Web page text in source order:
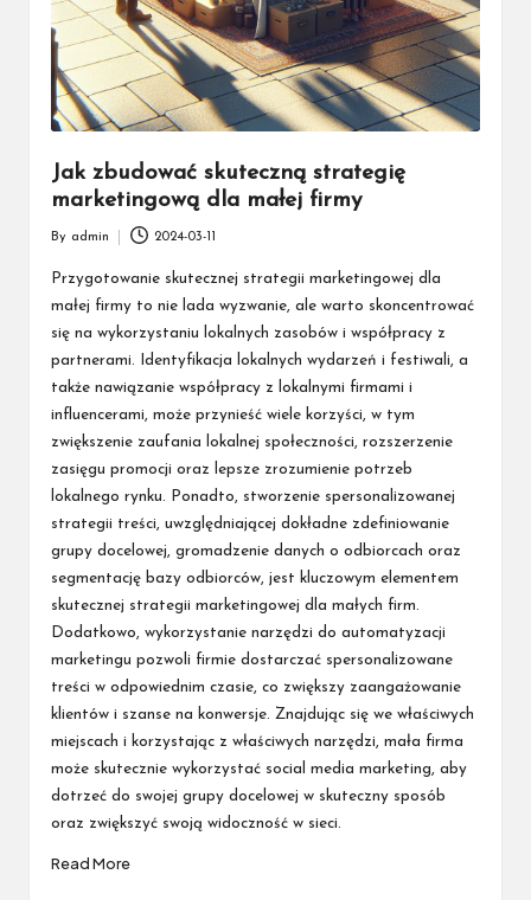
Jak zbudować skuteczną strategię
marketingową dla małej firmy
by
By admin 2024-03-11
Przygotowanie skutecznej strategii marketingowej dla
małej firmy to nie lada wyzwanie, ale warto skoncentrować
się na wykorzystaniu lokalnych zasobów i współpracy z
partnerami. Identyfikacja lokalnych wydarzeń i festiwali, a
także nawiązanie współpracy z lokalnymi firmami i
influencerami, może przynieść wiele korzyści, w tym
zwiększenie zaufania lokalnej społeczności, rozszerzenie
zasięgu promocji oraz lepsze zrozumienie potrzeb
lokalnego rynku. Ponadto, stworzenie spersonalizowanej
strategii treści, uwzględniającej dokładne zdefiniowanie
grupy docelowej, gromadzenie danych o odbiorcach oraz
segmentację bazy odbiorców, jest kluczowym elementem
skutecznej strategii marketingowej dla małych firm.
Dodatkowo, wykorzystanie narzędzi do automatyzacji
marketingu pozwoli firmie dostarczać spersonalizowane
treści w odpowiednim czasie, co zwiększy zaangażowanie
klientów i szanse na konwersje. Znajdując się we właściwych
miejscach i korzystając z właściwych narzędzi, mała firma
może skutecznie wykorzystać social media marketing, aby
dotrzeć do swojej grupy docelowej w skuteczny sposób
oraz zwiększyć swoją widoczność w sieci.
Read More